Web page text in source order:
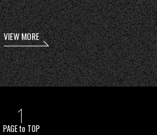
VIEW MORE
PAGE to TOP